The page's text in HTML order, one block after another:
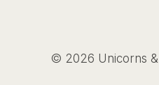
© 2026 Unicorns